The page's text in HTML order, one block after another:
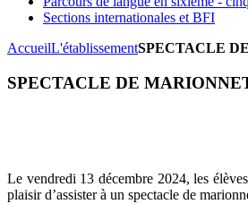
Sections internationales et BFI
AccueilL'établissementSPECTACLE
SPECTACLE DE
Le vendredi 13 décembre 2024, les
plaisir d’assister à un spectacle de